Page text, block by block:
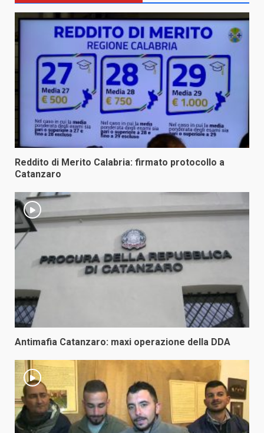
Reddito di Merito Calabria: firmato protocollo a
Catanzaro
Antimafia Catanzaro: maxi operazione della DDA